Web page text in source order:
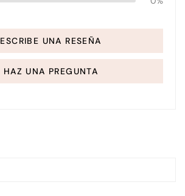
ESCRIBE UNA RESEÑA
HAZ UNA PREGUNTA